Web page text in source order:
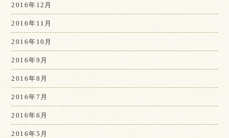
2016年12月
2016年11月
2016年10月
2016年9月
2016年8月
2016年7月
2016年6月
2016年5月